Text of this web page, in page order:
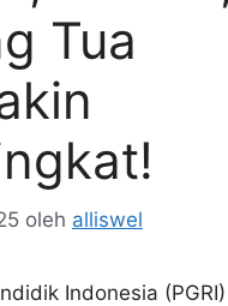
Tua
oleh alliswel
Indonesia